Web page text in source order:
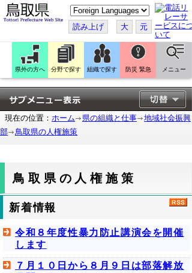
こ
の
ペ
ー
ジ
翻
訳
す
る
読み上げ 大 元
県外の方へ 分野で探す 組織で探す 防災 緊急 メニュー
現在の位置： ホーム 県の組織と仕事
地域社会振興
部
鳥取県の人権施策
鳥取県の人権施策
新着情報
令和８年度性暴力防止講演会を開催
します
７月１０日から８月９日は部落解放